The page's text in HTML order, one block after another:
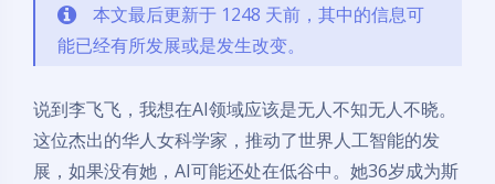
本文最后更新于 1248 天前，其中的信息可
能已经有所发展或是发生改变。
说到李飞飞，我想在AI领域应该是无人不知无人不晓。
这位杰出的华人女科学家，推动了世界人工智能的发
展，如果没有她，AI可能还处在低谷中。她36岁成为斯